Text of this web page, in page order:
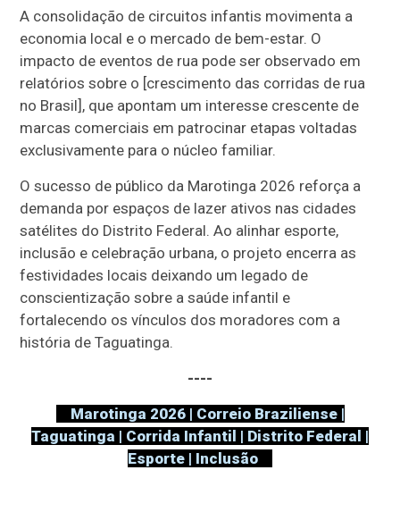
A consolidação de circuitos infantis movimenta a
economia local e o mercado de bem-estar. O
impacto de eventos de rua pode ser observado em
relatórios sobre o [crescimento das corridas de rua
no Brasil], que apontam um interesse crescente de
marcas comerciais em patrocinar etapas voltadas
exclusivamente para o núcleo familiar.
O sucesso de público da Marotinga 2026 reforça a
demanda por espaços de lazer ativos nas cidades
satélites do Distrito Federal. Ao alinhar esporte,
inclusão e celebração urbana, o projeto encerra as
festividades locais deixando um legado de
conscientização sobre a saúde infantil e
fortalecendo os vínculos dos moradores com a
história de Taguatinga.
----
Marotinga 2026 | Correio Braziliense |
Taguatinga | Corrida Infantil | Distrito Federal |
Esporte | Inclusão